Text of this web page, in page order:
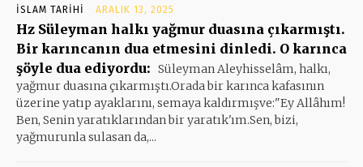
İSLAM TARIHI ARALIK 13, 2025
Hz Süleyman halkı yağmur duasına çıkarmıştı.
Bir karıncanın dua etmesini dinledi. O karınca
şöyle dua ediyordu: Süleyman Aleyhisselâm, halkı,
yağmur duasına çıkarmıştı.Orada bir karınca kafasının
üzerine yatıp ayaklarını, semaya kaldırmışve:"Ey Allâhım!
Ben, Senin yaratıklarından bir yaratık'ım.Sen, bizi,
yağmurunla sulasan da,...